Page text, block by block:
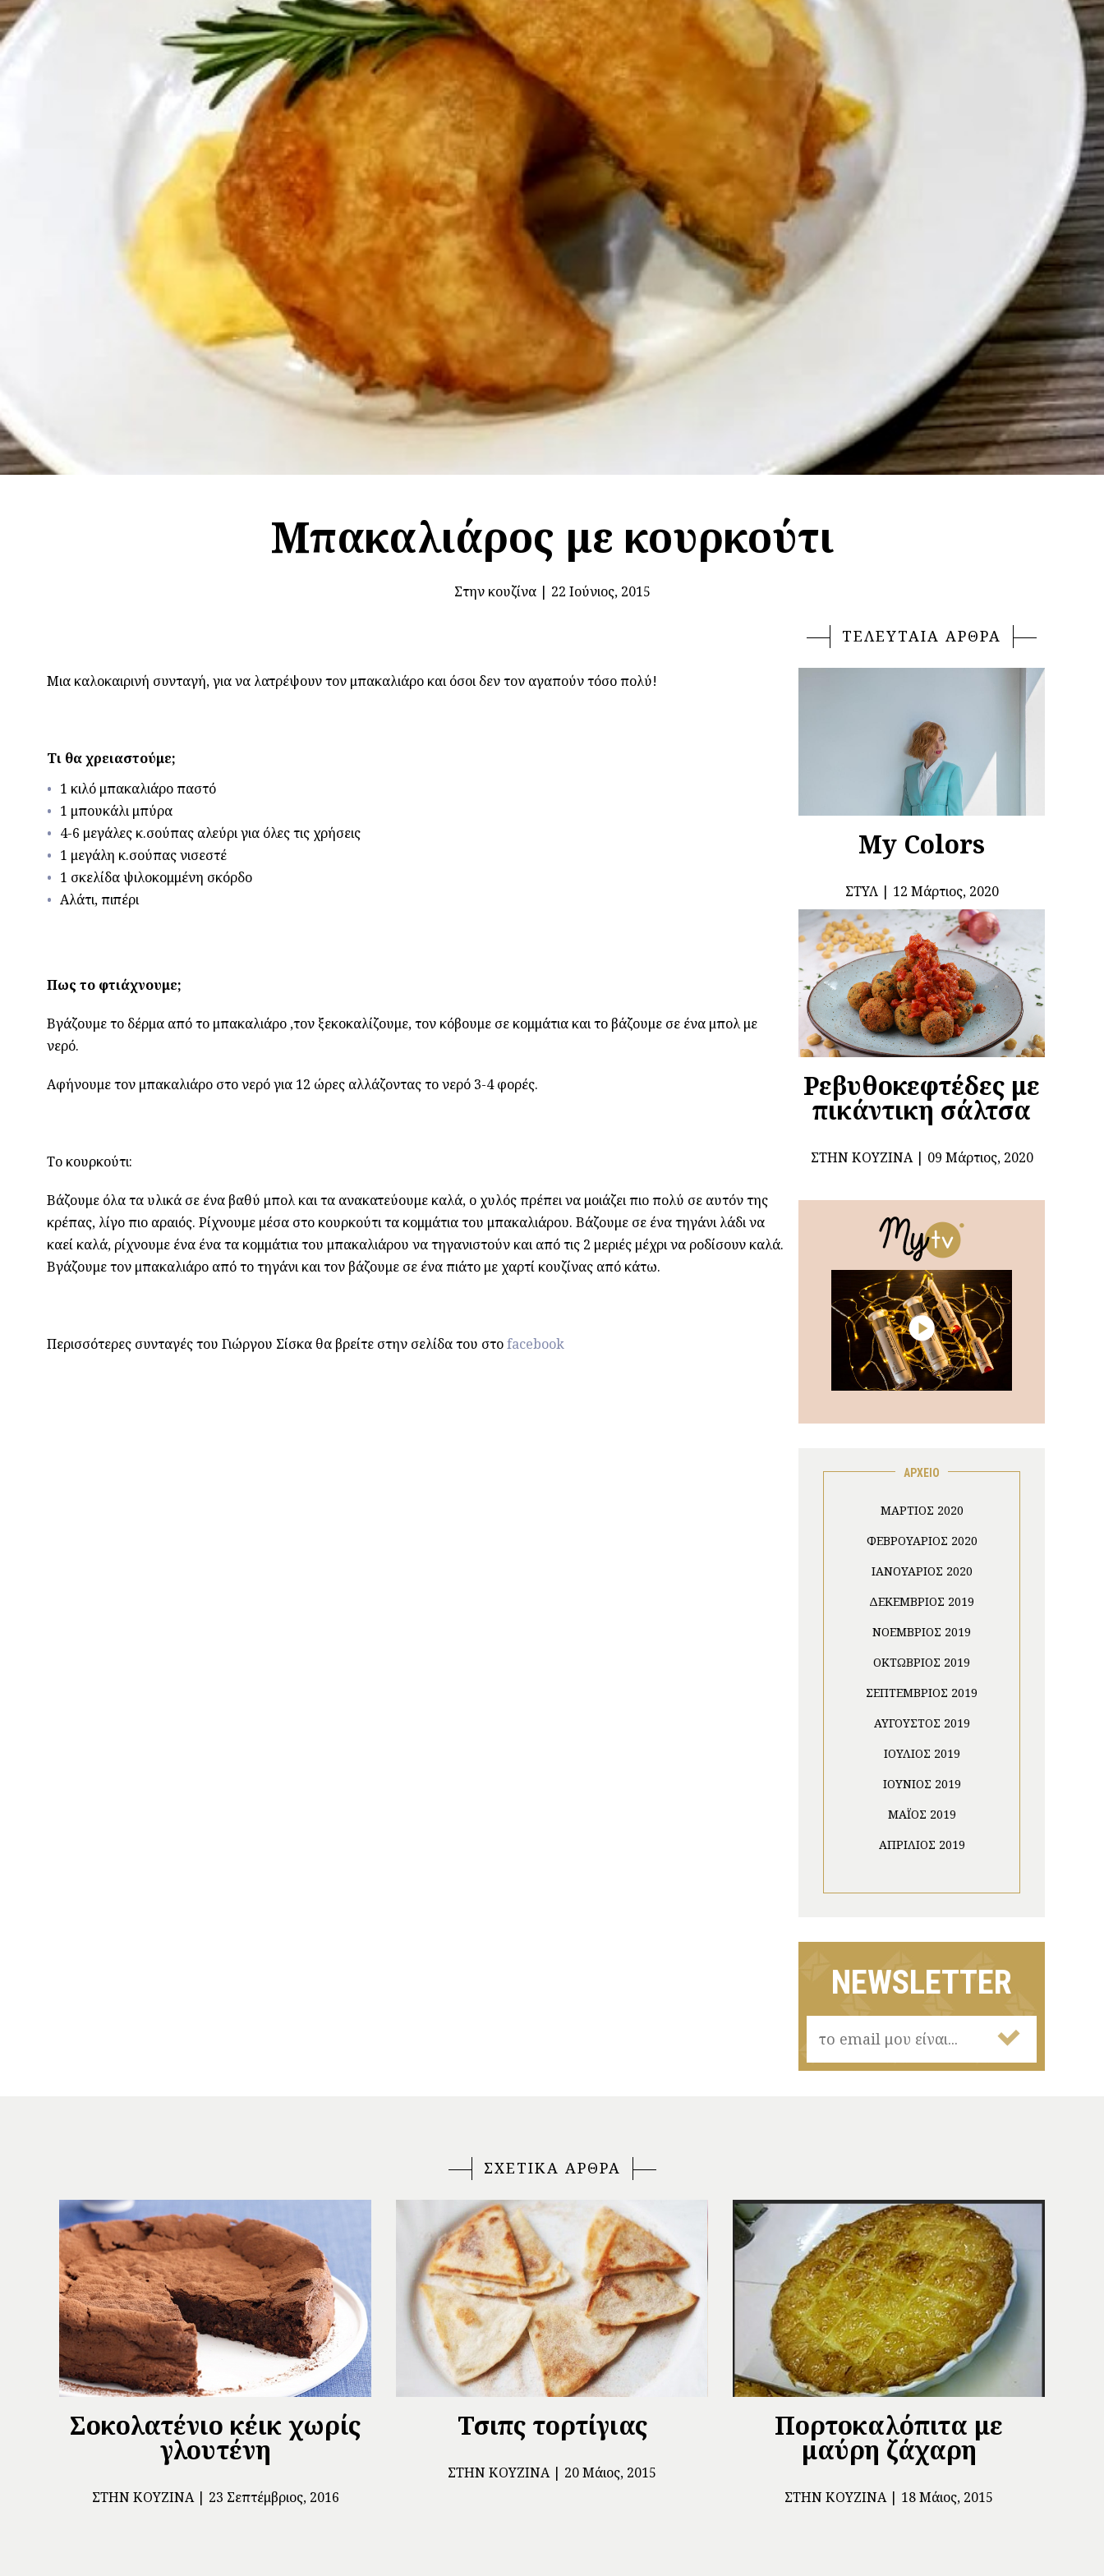
Μπακαλιάρος με κουρκούτι
Στην κουζίνα| 22 Ιούνιος, 2015
Μια καλοκαιρινή συνταγή, για να λατρέψουν τον μπακαλιάρο και όσοι δεν τον αγαπούν τόσο πολύ!
Τι θα χρειαστούμε;
1 κιλό μπακαλιάρο παστό
1 μπουκάλι μπύρα
4-6 μεγάλες κ.σούπας αλεύρι για όλες τις χρήσεις
1 μεγάλη κ.σούπας νισεστέ
1 σκελίδα ψιλοκομμένη σκόρδο
Aλάτι, πιπέρι
Πως το φτιάχνουμε;
Βγάζουμε το δέρμα από το μπακαλιάρο ,τον ξεκοκαλίζουμε, τον κόβουμε σε κομμάτια και το βάζουμε σε ένα μπολ με
νερό.
Αφήνουμε τον μπακαλιάρο στο νερό για 12 ώρες αλλάζοντας το νερό 3-4 φορές.
Το κουρκούτι:
Βάζουμε όλα τα υλικά σε ένα βαθύ μπολ και τα ανακατεύουμε καλά, ο χυλός πρέπει να μοιάζει πιο πολύ σε αυτόν της
κρέπας, λίγο πιο αραιός. Ρίχνουμε μέσα στο κουρκούτι τα κομμάτια του μπακαλιάρου. Βάζουμε σε ένα τηγάνι λάδι να
καεί καλά, ρίχνουμε ένα ένα τα κομμάτια του μπακαλιάρου να τηγανιστούν και από τις 2 μεριές μέχρι να ροδίσουν καλά.
Βγάζουμε τον μπακαλιάρο από το τηγάνι και τον βάζουμε σε ένα πιάτο με χαρτί κουζίνας από κάτω.
Περισσότερες συνταγές του Γιώργου Σίσκα θα βρείτε στην σελίδα του στοfacebook
ΤΕΛΕΥΤΑΙΑ ΑΡΘΡΑ
My Colors
ΣΤΥΛ 12 Μάρτιος, 2020
Ρεβυθοκεφτέδες με
πικάντικη σάλτσα
ΣΤΗΝ ΚΟΥΖΊΝΑ 09 Μάρτιος, 2020
ΑΡΧΕΙΟ
ΜΆΡΤΙΟΣ 2020
ΦΕΒΡΟΥΆΡΙΟΣ 2020
ΙΑΝΟΥΆΡΙΟΣ 2020
ΔΕΚΈΜΒΡΙΟΣ 2019
ΝΟΈΜΒΡΙΟΣ 2019
ΟΚΤΏΒΡΙΟΣ 2019
ΣΕΠΤΈΜΒΡΙΟΣ 2019
ΑΎΓΟΥΣΤΟΣ 2019
ΙΟΎΛΙΟΣ 2019
ΙΟΎΝΙΟΣ 2019
ΜΆΙΟΣ 2019
ΑΠΡΊΛΙΟΣ 2019
NEWSLETTER
ΣΧΕΤΙΚΑ ΑΡΘΡΑ
Σοκολατένιο κέικ χωρίς
γλουτένη
ΣΤΗΝ ΚΟΥΖΊΝΑ 23 Σεπτέμβριος, 2016
Τσιπς τορτίγιας
ΣΤΗΝ ΚΟΥΖΊΝΑ 20 Μάιος, 2015
Πορτοκαλόπιτα με
μαύρη ζάχαρη
ΣΤΗΝ ΚΟΥΖΊΝΑ 18 Μάιος, 2015